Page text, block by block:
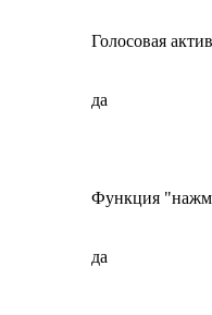
Голосовая
да
Функция "нажми
да